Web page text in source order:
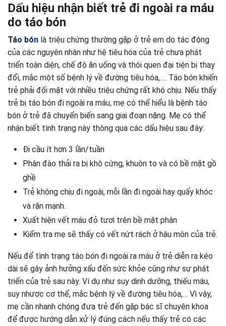
Dấu hiệu nhận biết trẻ đi ngoài ra máu
do táo bón
Táo bón là triệu chứng thường gặp ở trẻ em do tác động
của các nguyên nhân như hệ tiêu hóa của trẻ chưa phát
triển toàn diện, chế độ ăn uống và thói quen đại tiện bị thay
đổi, mắc một số bệnh lý về đường tiêu hóa,…. Táo bón khiến
trẻ phải đối mặt với nhiều triệu chứng rất khó chịu. Nếu thấy
trẻ bị táo bón đi ngoài ra máu, mẹ có thể hiểu là bệnh táo
bón ở trẻ đã chuyển biến sang giai đoạn nặng. Mẹ có thể
nhận biết tình trạng này thông qua các dấu hiệu sau đây:
Đi cầu ít hơn 3 lần/tuần
Phân đào thải ra bị khô cứng, khuôn to và có bề mặt gồ
ghề
Trẻ không chịu đi ngoài, mỗi lần đi ngoài hay quấy khóc
và rặn mạnh.
Xuất hiện vết máu đỏ tươi trên bề mặt phân
Kiểm tra mẹ sẽ thấy có vết nứt rách ở hậu môn của trẻ.
Nếu để tình trạng táo bón đi ngoài ra máu ở trẻ diễn ra kéo
dài sẽ gây ảnh hưởng xấu đến sức khỏe cũng như sự phát
triển của trẻ sau này. Ví dụ như suy dinh dưỡng, thiếu máu,
suy nhược cơ thể, mắc bệnh lý về đường tiêu hóa,… Vì vậy,
mẹ cần nhanh chóng đưa trẻ đến gặp bác sĩ chuyên khoa
để được hướng dẫn xử lý đúng cách nếu thấy trẻ có các